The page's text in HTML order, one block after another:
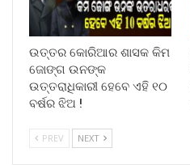
ଉତ୍ତର କୋରିଆର ଶାସକ କିମ
ଜୋଙ୍ଗ ଉନଙ୍କ
ଉତ୍ତରାଧିକାରୀ ହେବେ ଏହି ୧୦
ବର୍ଷର ଝିଅ !
PREV NEXT